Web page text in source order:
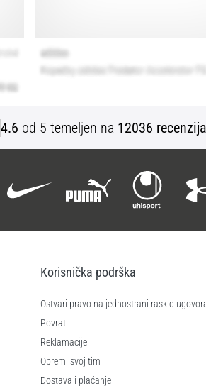
4.6 od 5 temeljen na 12036
Korisnička podrška
Ostvari pravo na jednostrani raskid
Povrati
Reklamacije
Opremi svoj tim
Dostava i plaćanje